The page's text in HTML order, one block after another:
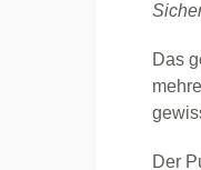
Das
Der